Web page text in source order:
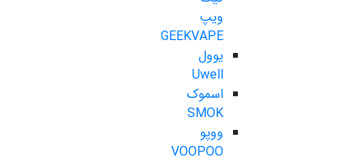
ویپ
GEEKVAPE
یوول
Uwell
اسموک
SMOK
ووپو
VOOPOO